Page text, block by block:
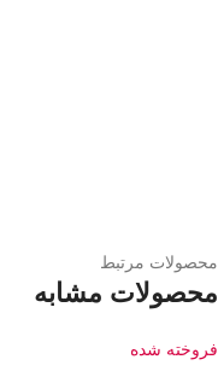
محصولات مرتبط
محصولات مشابه
فروخته شده